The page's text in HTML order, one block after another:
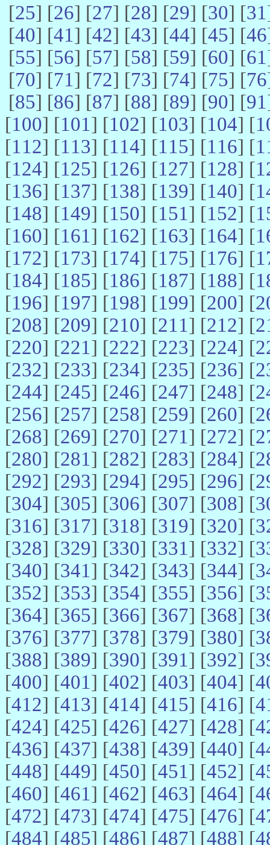
[25] [26] [27] [28] [29] [30] [31
[40] [41] [42] [43] [44] [45] [46
[55] [56] [57] [58] [59] [60] [61
[70] [71] [72] [73] [74] [75] [76
[85] [86] [87] [88] [89] [90] [91
[100] [101] [102] [103] [104] [
[112] [113] [114] [115] [116] [
[124] [125] [126] [127] [128] [
[136] [137] [138] [139] [140] [
[148] [149] [150] [151] [152] [
[160] [161] [162] [163] [164] [
[172] [173] [174] [175] [176] [
[184] [185] [186] [187] [188] [
[196] [197] [198] [199] [200] [
[208] [209] [210] [211] [212] [
[220] [221] [222] [223] [224] [
[232] [233] [234] [235] [236] [
[244] [245] [246] [247] [248] [
[256] [257] [258] [259] [260] [
[268] [269] [270] [271] [272] [
[280] [281] [282] [283] [284] [
[292] [293] [294] [295] [296] [
[304] [305] [306] [307] [308] [
[316] [317] [318] [319] [320] [
[328] [329] [330] [331] [332] [
[340] [341] [342] [343] [344] [
[352] [353] [354] [355] [356] [
[364] [365] [366] [367] [368] [
[376] [377] [378] [379] [380] [
[388] [389] [390] [391] [392] [
[400] [401] [402] [403] [404] [
[412] [413] [414] [415] [416] [
[424] [425] [426] [427] [428] [
[436] [437] [438] [439] [440] [
[448] [449] [450] [451] [452] [
[460] [461] [462] [463] [464] [
[472] [473] [474] [475] [476] [
[484] [485] [486] [487] [488] [